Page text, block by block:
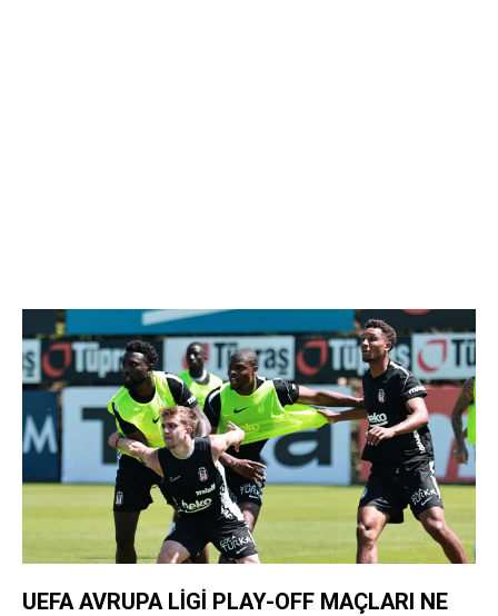
UEFA AVRUPA LİGİ PLAY-OFF MAÇLARI NE